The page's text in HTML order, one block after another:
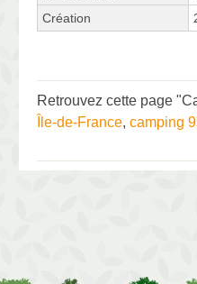
Création
Retrouvez cette page
Île-de-France, camping